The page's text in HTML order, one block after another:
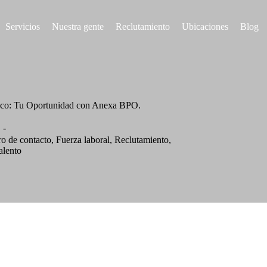
Servicios Nuestra gente Reclutamiento Ubicaciones Blog
Tu Oportunidad con Anexa BPO.
de contacto, Fuerza laboral, Reclutamiento,